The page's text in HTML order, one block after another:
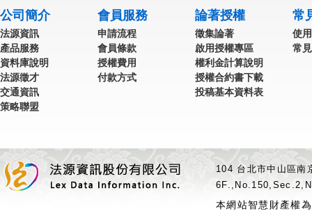
公司簡介
法源資訊
產品服務
資料庫說明
法源徵才
交通資訊
策略聯盟
會員服務
申請流程
會員條款
授權費用
付款方式
論著授權
徵集論著
啟用授權專區
權利金計算說明
授權合約書下載
投稿基本資料表
常
使
常
104 台北市中山區
本網站智慧財產權